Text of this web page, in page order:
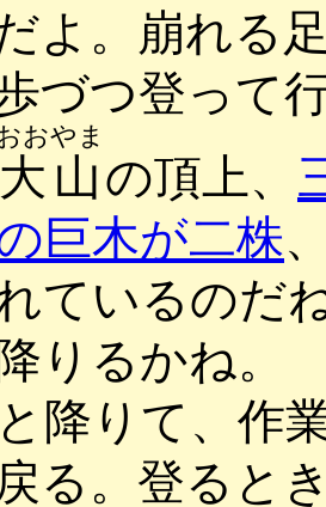
よ。崩れる
づつ登って
大山
おやま
の頂上、
巨木が二株
ているのだ
りるかね。
降りて、作
る。登ると